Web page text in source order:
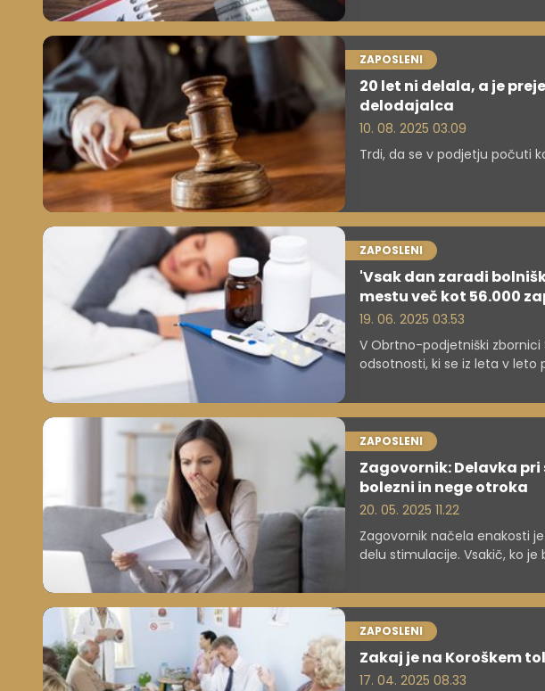
ZAPOSLENI
20 let ni delala, a je
delodajalca
10. 08. 2025 03.09
Trdi, da se v podjetju počuti
ZAPOSLENI
'Vsak dan zaradi
mestu več kot 56.000
19. 06. 2025 03.53
V Obrtno-podjetniški zbornici
odsotnosti, ki se iz leta v
problematizira,
delovnih dni na leto.
ZAPOSLENI
Zagovornik: Delavka
bolezni in nege otroka
20. 05. 2025 11.22
Zagovornik načela enakosti
delu stimulacije. Vsakič, ko
podlagi osebnih okoliščin
sporočili iz njegovega urada.
ZAPOSLENI
Zakaj je na Koroškem
17. 04. 2025 08.33